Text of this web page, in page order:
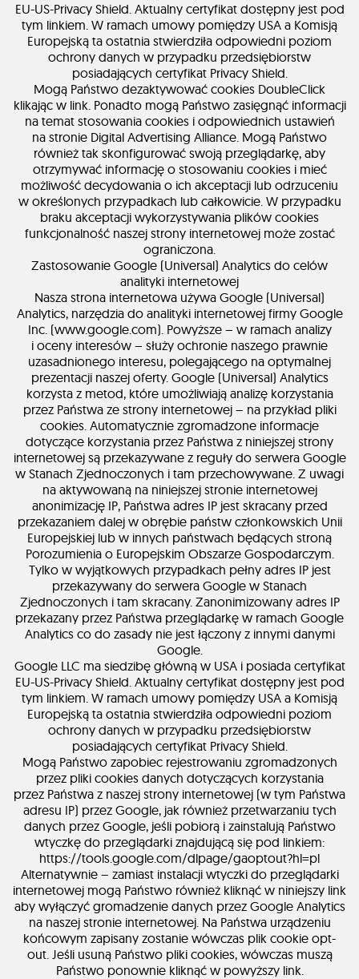
EU-US-Privacy Shield. Aktualny certyfikat dostępny jest pod
tym linkiem. W ramach umowy pomiędzy USA a Komisją
Europejską ta ostatnia stwierdziła odpowiedni poziom
ochrony danych w przypadku przedsiębiorstw
posiadających certyfikat Privacy Shield.
Mogą Państwo dezaktywować cookies DoubleClick
klikając w link. Ponadto mogą Państwo zasięgnąć informacji
na temat stosowania cookies i odpowiednich ustawień
na stronie Digital Advertising Alliance. Mogą Państwo
również tak skonfigurować swoją przeglądarkę, aby
otrzymywać informację o stosowaniu cookies i mieć
możliwość decydowania o ich akceptacji lub odrzuceniu
w określonych przypadkach lub całkowicie. W przypadku
braku akceptacji wykorzystywania plików cookies
funkcjonalność naszej strony internetowej może zostać
ograniczona.
Zastosowanie Google (Universal) Analytics do celów
analityki internetowej
Nasza strona internetowa używa Google (Universal)
Analytics, narzędzia do analityki internetowej firmy Google
Inc. (www.google.com). Powyższe – w ramach analizy
i oceny interesów – służy ochronie naszego prawnie
uzasadnionego interesu, polegającego na optymalnej
prezentacji naszej oferty. Google (Universal) Analytics
korzysta z metod, które umożliwiają analizę korzystania
przez Państwa ze strony internetowej – na przykład pliki
cookies. Automatycznie zgromadzone informacje
dotyczące korzystania przez Państwa z niniejszej strony
internetowej są przekazywane z reguły do serwera Google
w Stanach Zjednoczonych i tam przechowywane. Z uwagi
na aktywowaną na niniejszej stronie internetowej
anonimizację IP, Państwa adres IP jest skracany przed
przekazaniem dalej w obrębie państw członkowskich Unii
Europejskiej lub w innych państwach będących stroną
Porozumienia o Europejskim Obszarze Gospodarczym.
Tylko w wyjątkowych przypadkach pełny adres IP jest
przekazywany do serwera Google w Stanach
Zjednoczonych i tam skracany. Zanonimizowany adres IP
przekazany przez Państwa przeglądarkę w ramach Google
Analytics co do zasady nie jest łączony z innymi danymi
Google.
Google LLC ma siedzibę główną w USA i posiada certyfikat
EU-US-Privacy Shield. Aktualny certyfikat dostępny jest pod
tym linkiem. W ramach umowy pomiędzy USA a Komisją
Europejską ta ostatnia stwierdziła odpowiedni poziom
ochrony danych w przypadku przedsiębiorstw
posiadających certyfikat Privacy Shield.
Mogą Państwo zapobiec rejestrowaniu zgromadzonych
przez pliki cookies danych dotyczących korzystania
przez Państwa z naszej strony internetowej (w tym Państwa
adresu IP) przez Google, jak również przetwarzaniu tych
danych przez Google, jeśli pobiorą i zainstalują Państwo
wtyczkę do przeglądarki znajdującą się pod linkiem:
https://tools.google.com/dlpage/gaoptout?hl=pl
Alternatywnie – zamiast instalacji wtyczki do przeglądarki
internetowej mogą Państwo również kliknąć w niniejszy link
aby wyłączyć gromadzenie danych przez Google Analytics
na naszej stronie internetowej. Na Państwa urządzeniu
końcowym zapisany zostanie wówczas plik cookie opt-
out. Jeśli usuną Państwo pliki cookies, wówczas muszą
Państwo ponownie kliknąć w powyższy link.